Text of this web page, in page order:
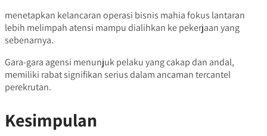
menetapkan kelancaran operasi bisnis mahia fokus lantaran
lebih melimpah atensi mampu dialihkan ke pekerjaan yang
sebenarnya.
Gara-gara agensi menunjuk pelaku yang cakap dan andal,
memiliki rabat signifikan serius dalam ancaman tercantel
perekrutan.
Kesimpulan